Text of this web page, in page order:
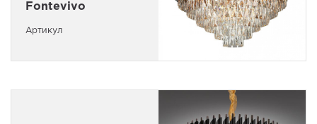
Fontevivo
Артикул